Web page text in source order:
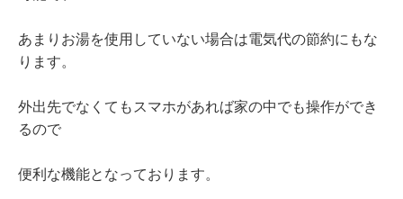
あまりお湯を使用していない場合は電気代の節約にもな
ります。
外出先でなくてもスマホがあれば家の中でも操作ができ
るので
便利な機能となっております。